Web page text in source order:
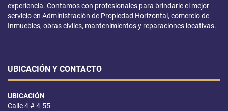
experiencia. Contamos con profesionales para brindarle el mejor
servicio en Administración de Propiedad Horizontal, comercio de
Inmuebles, obras civiles, mantenimientos y reparaciones locativas.
UBICACIÓN Y CONTACTO
UBICACIÓN
Calle 4 # 4-55